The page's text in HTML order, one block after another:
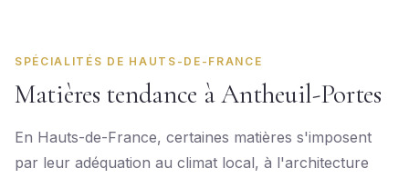
SPÉCIALITÉS DE HAUTS-DE-FRANCE
Matières tendance à Antheuil-Portes
En Hauts-de-France, certaines matières s'imposent
par leur adéquation au climat local, à l'architecture